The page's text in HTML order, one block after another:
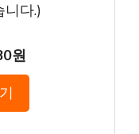
니다.)
원